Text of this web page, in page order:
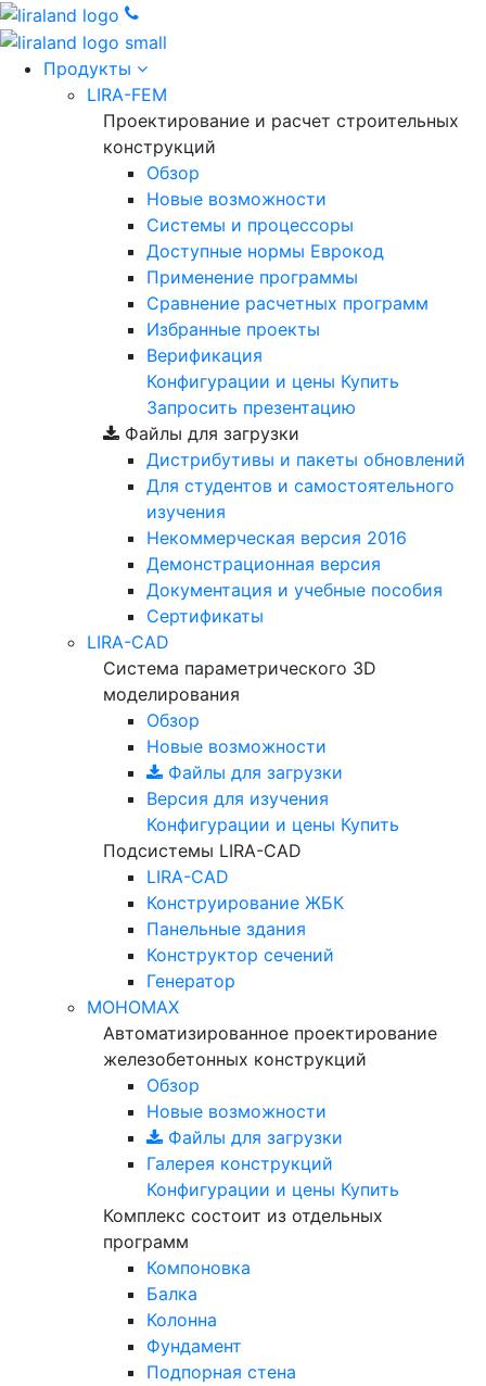
Продукты
LIRA-FEM
Проектирование и расчет строительных
конструкций
Обзор
Новые возможности
Cистемы и процессоры
Доступные нормы Еврокод
Применение программы
Сравнение расчетных программ
Избранные проекты
Верификация
Конфигурации и цены Купить
Запросить презентацию
Файлы для загрузки
Дистрибутивы и пакеты обновлений
Для студентов и самостоятельного
изучения
Некоммерческая версия 2016
Демонстрационная версия
Документация и учебные пособия
Сертификаты
LIRA-CAD
Система параметрического 3D
моделирования
Обзор
Новые возможности
Файлы для загрузки
Версия для изучения
Конфигурации и цены Купить
Подсистемы LIRA-CAD
LIRA-CAD
Конструирование ЖБК
Панельные здания
Конструктор сечений
Генератор
МОНОМАХ
Автоматизированное проектирование
железобетонных конструкций
Обзор
Новые возможности
Файлы для загрузки
Галерея конструкций
Конфигурации и цены Купить
Комплекс состоит из отдельных
программ
Компоновка
Балка
Колонна
Фундамент
Подпорная стена